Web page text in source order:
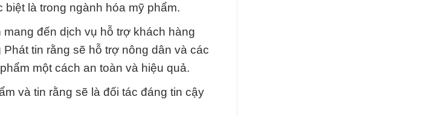
là trong ngành hóa mỹ phẩm.
đến dịch vụ hỗ trợ khách hàng
tin rằng sẽ hỗ trợ nông dân và các
một cách an toàn và hiệu quả.
và tin rằng sẽ là đối tác đáng tin cậy